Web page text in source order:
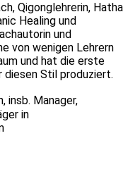
Qigonglehrerin, Hatha
Healing und
und
von wenigen Lehrern
und hat die erste
Stil produziert.
insb. Manager,
in